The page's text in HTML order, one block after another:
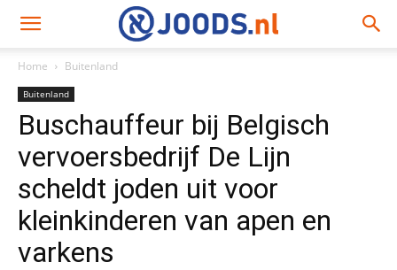
Home Buitenland
Buitenland
Buschauffeur bij Belgisch
vervoersbedrijf De Lijn
scheldt joden uit voor
kleinkinderen van apen en
varkens